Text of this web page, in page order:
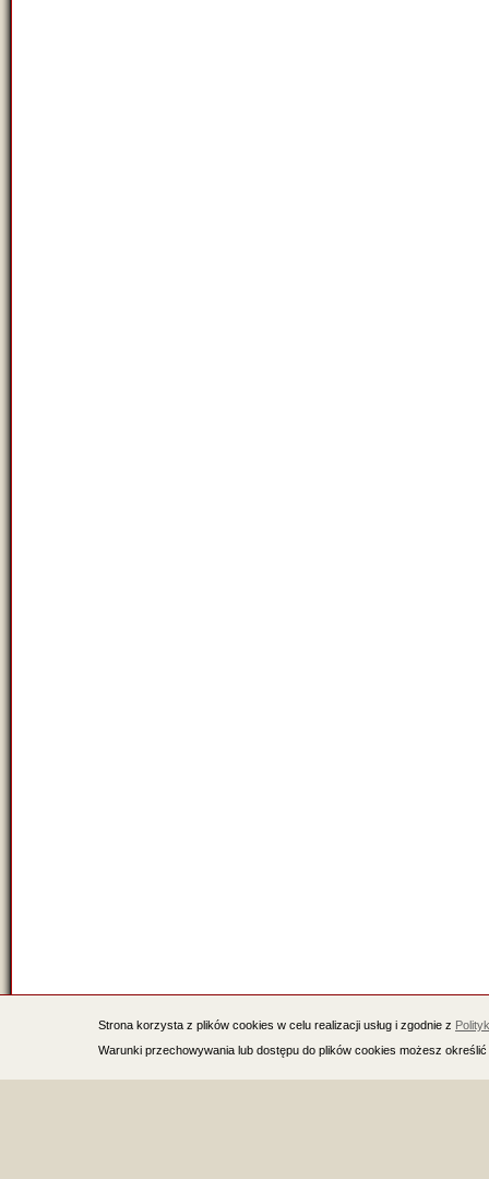
Strona korzysta z plików cookies w celu realizacji usług i zgodnie z
Warunki przechowywania lub dostępu do plików cookies możesz